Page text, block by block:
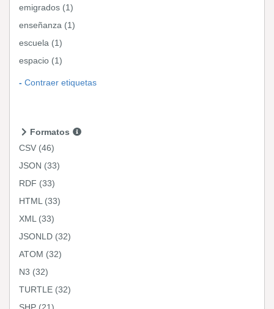
emigrados (1)
enseñanza (1)
escuela (1)
espacio (1)
Contraer etiquetas
Formatos
CSV (46)
JSON (33)
RDF (33)
HTML (33)
XML (33)
JSONLD (32)
ATOM (32)
N3 (32)
TURTLE (32)